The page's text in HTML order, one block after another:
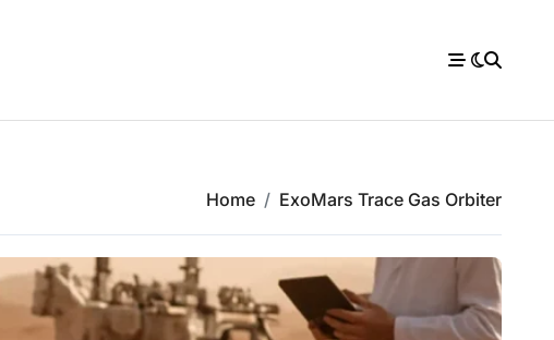
Home ExoMars Trace Gas Orbiter